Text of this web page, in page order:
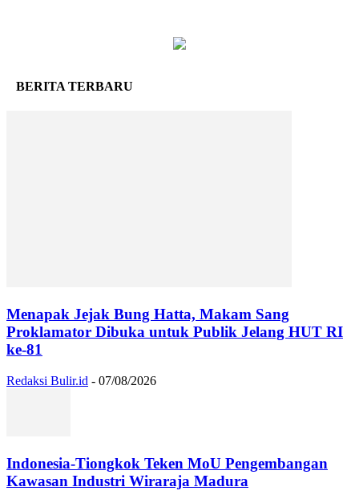
BERITA TERBARU
Menapak Jejak Bung Hatta, Makam Sang
Proklamator Dibuka untuk Publik Jelang HUT RI
ke-81
Redaksi Bulir.id - 07/08/2026
Indonesia-Tiongkok Teken MoU Pengembangan
Kawasan Industri Wiraraja Madura